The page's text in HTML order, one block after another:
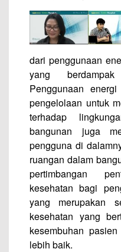
dari penggunaan
yang
Penggunaan
pengelolaan untuk
terhadap
bangunan juga
pengguna di
ruangan dalam
pertimbangan
kesehatan bagi
yang merupakan
kesehatan yang
kesembuhan
lebih baik.